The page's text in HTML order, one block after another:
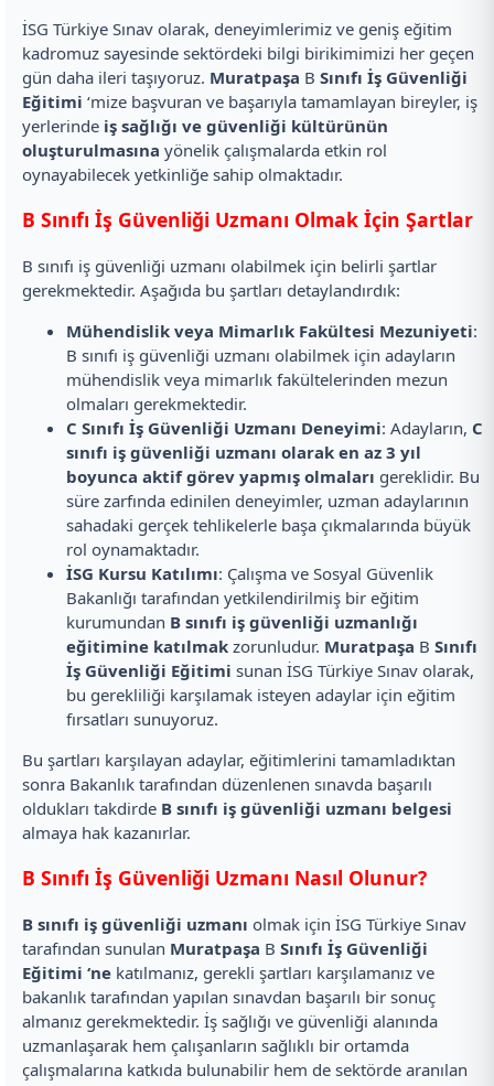
İSG Türkiye Sınav olarak, deneyimlerimiz ve geniş eğitim
kadromuz sayesinde sektördeki bilgi birikimimizi her geçen
gün daha ileri taşıyoruz. Muratpaşa B Sınıfı İş Güvenliği
Eğitimi ‘mize başvuran ve başarıyla tamamlayan bireyler, iş
yerlerinde iş sağlığı ve güvenliği kültürünün
oluşturulmasına yönelik çalışmalarda etkin rol
oynayabilecek yetkinliğe sahip olmaktadır.
B Sınıfı İş Güvenliği Uzmanı Olmak İçin Şartlar
B sınıfı iş güvenliği uzmanı olabilmek için belirli şartlar
gerekmektedir. Aşağıda bu şartları detaylandırdık:
Mühendislik veya Mimarlık Fakültesi Mezuniyeti:
B sınıfı iş güvenliği uzmanı olabilmek için adayların
mühendislik veya mimarlık fakültelerinden mezun
olmaları gerekmektedir.
C Sınıfı İş Güvenliği Uzmanı Deneyimi: Adayların, C
sınıfı iş güvenliği uzmanı olarak en az 3 yıl
boyunca aktif görev yapmış olmaları gereklidir. Bu
süre zarfında edinilen deneyimler, uzman adaylarının
sahadaki gerçek tehlikelerle başa çıkmalarında büyük
rol oynamaktadır.
İSG Kursu Katılımı: Çalışma ve Sosyal Güvenlik
Bakanlığı tarafından yetkilendirilmiş bir eğitim
kurumundan B sınıfı iş güvenliği uzmanlığı
eğitimine katılmak zorunludur. Muratpaşa B Sınıfı
İş Güvenliği Eğitimi sunan İSG Türkiye Sınav olarak,
bu gerekliliği karşılamak isteyen adaylar için eğitim
fırsatları sunuyoruz.
Bu şartları karşılayan adaylar, eğitimlerini tamamladıktan
sonra Bakanlık tarafından düzenlenen sınavda başarılı
oldukları takdirde B sınıfı iş güvenliği uzmanı belgesi
almaya hak kazanırlar.
B Sınıfı İş Güvenliği Uzmanı Nasıl Olunur?
B sınıfı iş güvenliği uzmanı olmak için İSG Türkiye Sınav
tarafından sunulan Muratpaşa B Sınıfı İş Güvenliği
Eğitimi ‘ne katılmanız, gerekli şartları karşılamanız ve
bakanlık tarafından yapılan sınavdan başarılı bir sonuç
almanız gerekmektedir. İş sağlığı ve güvenliği alanında
uzmanlaşarak hem çalışanların sağlıklı bir ortamda
çalışmalarına katkıda bulunabilir hem de sektörde aranılan